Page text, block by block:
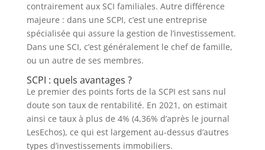
contrairement aux SCI familiales. Autre différence
majeure : dans une SCPI, c’est une entreprise
spécialisée qui assure la gestion de l’investissement.
Dans une SCI, c’est généralement le chef de famille,
ou un autre de ses membres.
SCPI : quels avantages ?
Le premier des points forts de la SCPI est sans nul
doute son taux de rentabilité. En 2021, on estimait
ainsi ce taux à plus de 4% (4,36% d’après le journal
LesEchos), ce qui est largement au-dessus d’autres
types d’investissements immobiliers.